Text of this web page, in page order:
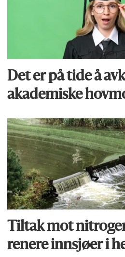
Det er på tide å
akademiske
Tiltak mot
renere innsjøer i